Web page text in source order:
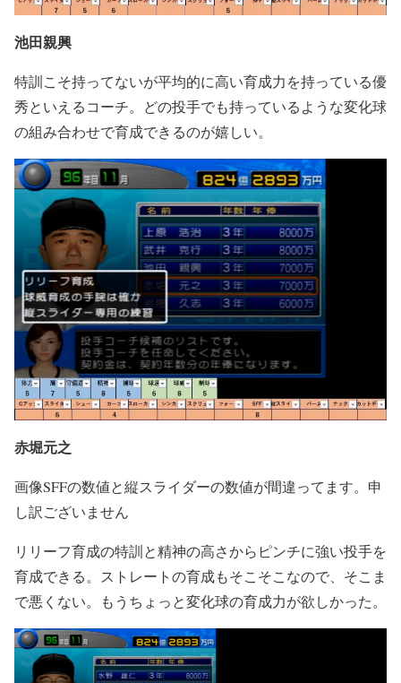
池田親興
特訓こそ持ってないが平均的に高い育成力を持っている優
秀といえるコーチ。どの投手でも持っているような変化球
の組み合わせで育成できるのが嬉しい。
赤堀元之
画像SFFの数値と縦スライダーの数値が間違ってます。申
し訳ございません
リリーフ育成の特訓と精神の高さからピンチに強い投手を
育成できる。ストレートの育成もそこそこなので、そこま
で悪くない。もうちょっと変化球の育成力が欲しかった。